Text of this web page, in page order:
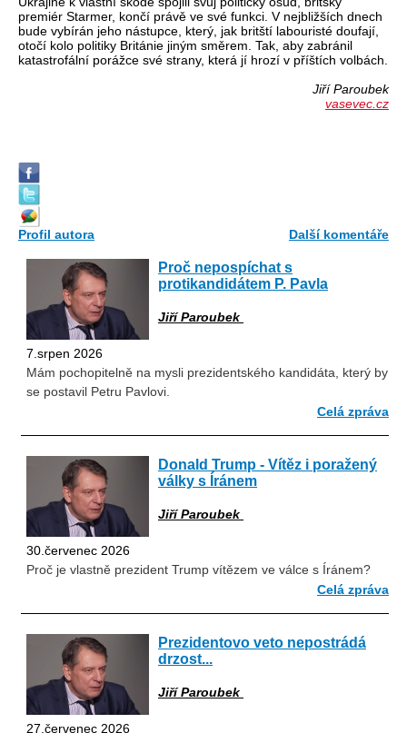
premiér Starmer, končí právě ve své funkci. V nejbližších dnech
bude vybírán jeho nástupce, který, jak britští labouristé doufají,
otočí kolo politiky Británie jiným směrem. Tak, aby zabránil
katastrofální porážce své strany, která jí hrozí v příštích volbách.
Jiří Paroubek
vasevec.cz
Profil autora Další komentáře
Proč nepospíchat s
protikandidátem P. Pavla
Jiří Paroubek
7.srpen 2026
Mám pochopitelně na mysli prezidentského kandidáta, který by
se postavil Petru Pavlovi.
Celá zpráva
Donald Trump - Vítěz i poražený
války s Íránem
Jiří Paroubek
30.červenec 2026
Proč je vlastně prezident Trump vítězem ve válce s Íránem?
Celá zpráva
Prezidentovo veto nepostrádá
drzost...
Jiří Paroubek
27.červenec 2026